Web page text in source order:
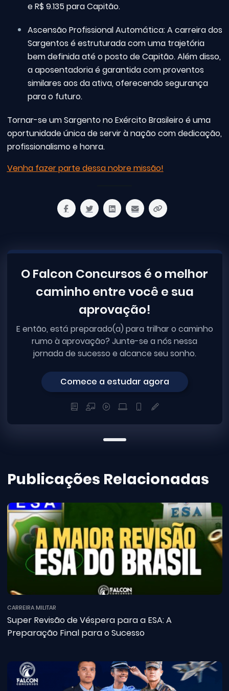
e R$ 9.135 para Capitão.
Ascensão Profissional Automática: A carreira dos
Sargentos é estruturada com uma trajetória
bem definida até o posto de Capitão. Além disso,
a aposentadoria é garantida com proventos
similares aos da ativa, oferecendo segurança
para o futuro.
Tornar-se um Sargento no Exército Brasileiro é uma
oportunidade única de servir à nação com dedicação,
profissionalismo e honra.
Venha fazer parte dessa nobre missão!
O Falcon Concursos é o melhor
caminho entre você e sua
aprovação!
E então, está preparado(a) para trilhar o caminho
rumo à aprovação? Junte-se a nós nessa
jornada de sucesso e alcance seu sonho.
Comece a estudar agora
Publicações Relacionadas
CARREIRA MILITAR
Super Revisão de Véspera para a ESA: A
Preparação Final para o Sucesso